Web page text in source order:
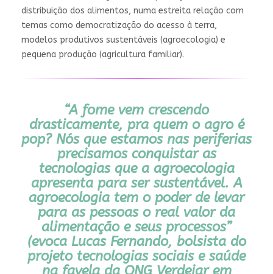
distribuição dos alimentos, numa estreita relação com
temas como democratização do acesso à terra,
modelos produtivos sustentáveis (agroecologia) e
pequena produção (agricultura familiar).
“A fome vem crescendo
drasticamente, pra quem o agro é
pop? Nós que estamos nas periferias
precisamos conquistar as
tecnologias que a agroecologia
apresenta para ser sustentável. A
agroecologia tem o poder de levar
para as pessoas o real valor da
alimentação e seus processos”
(evoca Lucas Fernando, bolsista do
projeto tecnologias sociais e saúde